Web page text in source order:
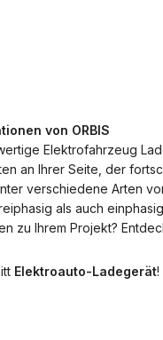
von ORBIS
Elektrofahrzeug
an Ihrer Seite, der
verschiedene Arten
als auch
zu Ihrem Projekt?
Elektroauto-Ladegerät!